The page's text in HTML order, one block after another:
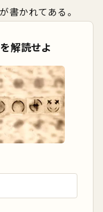
書かれてある。
解読せよ